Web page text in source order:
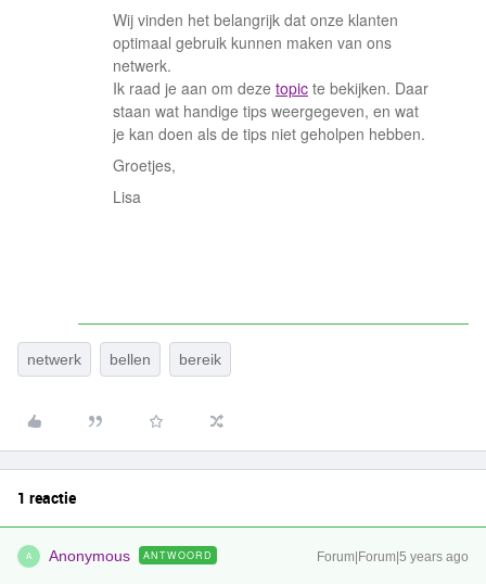
Wij vinden het belangrijk dat onze klanten
optimaal gebruik kunnen maken van ons
netwerk.
Ik raad je aan om deze topic te bekijken. Daar
staan wat handige tips weergegeven, en wat
je kan doen als de tips niet geholpen hebben.
Groetjes,
Lisa
netwerk bellen bereik
1 reactie
A Anonymous ANTWOORD Forum|Forum|5 years ago